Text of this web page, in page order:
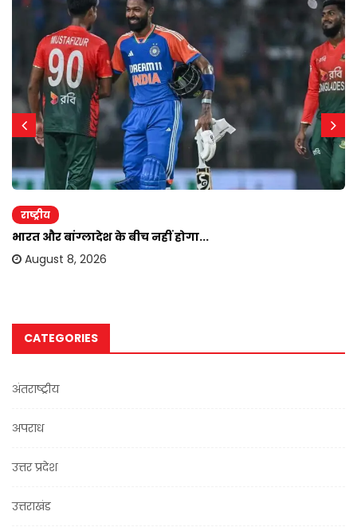
राष्ट्रीय
भारत और बांग्लादेश के बीच नहीं होगा...
August 8, 2026
CATEGORIES
अंतराष्ट्रीय
अपराध
उत्तर प्रदेश
उत्तराखंड